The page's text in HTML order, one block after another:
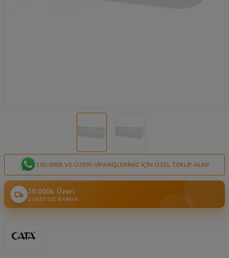
100.000₺ VE ÜZERI SIPARIŞLERINIZ IÇIN ÖZEL TEKLIF ALIN!
20.000₺ Üzeri
ÜCRETSIZ KARGO